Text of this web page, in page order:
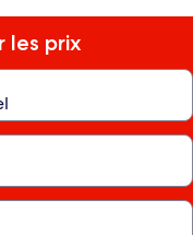
les prix